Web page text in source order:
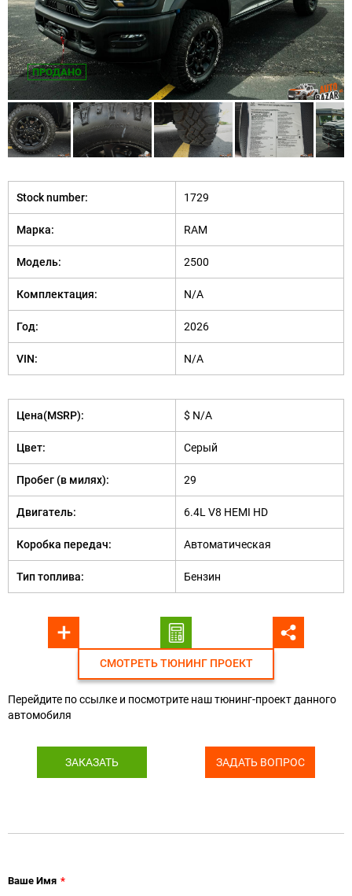
ПРОДАНО
Stock number: 1729
Марка: RAM
Модель: 2500
Комплектация: N/A
Год: 2026
VIN: N/A
Цена(MSRP): $ N/A
Цвет: Серый
Пробег (в милях): 29
Двигатель: 6.4L V8 HEMI HD
Коробка передач: Автоматическая
Тип топлива: Бензин
СМОТРЕТЬ ТЮНИНГ ПРОЕКТ
Перейдите по ссылке и посмотрите наш тюнинг-проект данного
автомобиля
ЗАКАЗАТЬ ЗАДАТЬ ВОПРОС
Ваше Имя *